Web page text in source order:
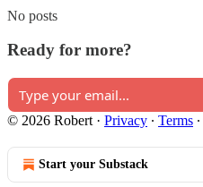
No posts
Ready for more?
© 2026 Robert · Privacy ∙ Terms ∙
Start your Substack